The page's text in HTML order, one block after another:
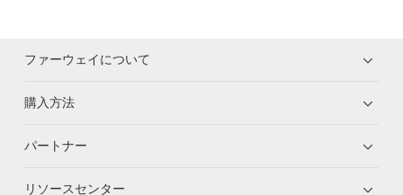
ファーウェイについて
購入方法
パートナー
リソースセンター